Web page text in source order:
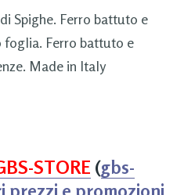
Spighe. Ferro battuto e
foglia. Ferro battuto e
Made in Italy
STORE (gbs-
prezzi e promozioni